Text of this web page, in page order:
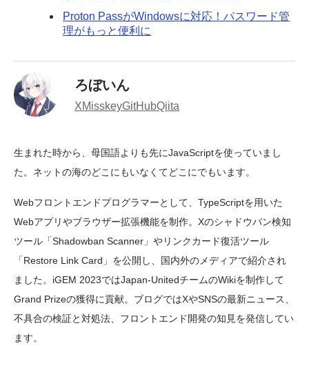
Proton PassがWindowsに対応！パスワード管
理がもっと便利に
ろぼいん
XMisskeyGitHubQiita
生まれた時から、母国語よりも先にJavaScriptを使っていまし
た。ネットの海のどこにもいなくてどこにでもいます。
Webフロントエンドプログラマーとして、TypeScriptを用いた
Webアプリやブラウザー拡張機能を制作。Xのシャドウバン検知
ツール「Shadowban Scanner」やリンクカード復活ツール
「Restore Link Card」を公開し、国内外のメディアで紹介され
ました。iGEM 2023ではJapan-UnitedチームのWikiを制作して
Grand Prizeの獲得に貢献。ブログではXやSNSの最新ニュース、
不具合の検証と対処法、フロントエンド開発の知見を発信してい
ます。